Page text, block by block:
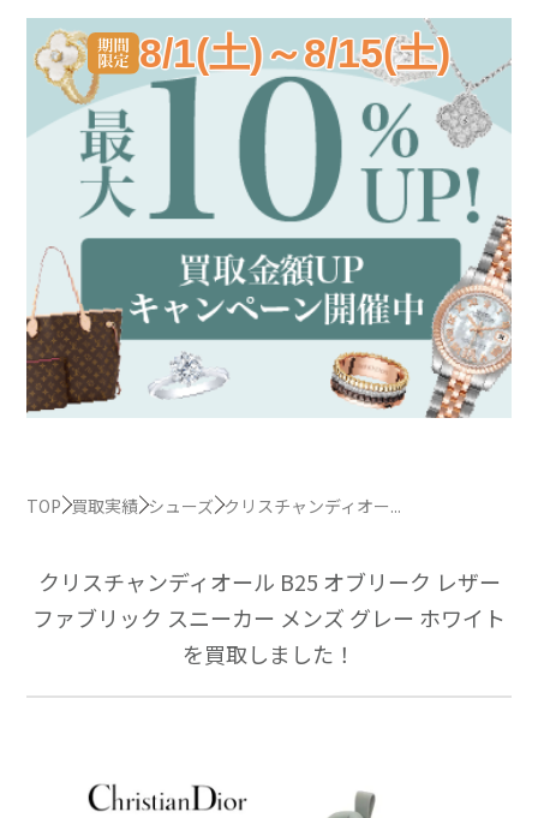
8/1(土)～8/15(土)
TOP 買取実績 シューズ クリスチャンディオー...
クリスチャンディオール B25 オブリーク レザー
ファブリック スニーカー メンズ グレー ホワイト
を買取しました！